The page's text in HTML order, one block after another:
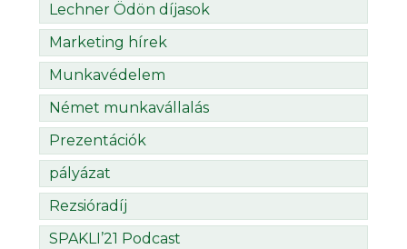
Lechner Ödön díjasok
Marketing hírek
Munkavédelem
Német munkavállalás
Prezentációk
pályázat
Rezsióradíj
SPAKLI’21 Podcast